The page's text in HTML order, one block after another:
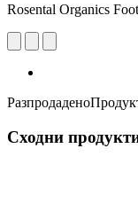
Rosental Organics
Разпродадено
Сходни